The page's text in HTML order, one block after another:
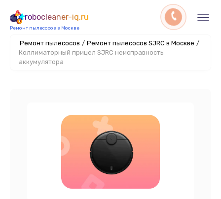
robocleaner-iq.ru
Ремонт пылесосов в Москве
Ремонт пылесосов / Ремонт пылесосов SJRC в Москве /
Коллиматорный прицел SJRC неисправность
аккумулятора